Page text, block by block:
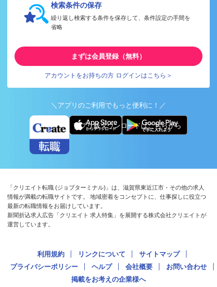
検索条件の保存
繰り返し検索する条件を保存して、条件設定の手間を
省略
まずは会員登録（無料）
アカウントをお持ちの方 ログインはこちら＞
＼アプリのご利用でもっと便利に！／
アプリ版ダウンロードはこちらから
「クリエイト転職 (ジョブターミナル)」は、滋賀県東近江市・その他の求人
情報が満載の転職サイトです。 地域密着をコンセプトに、仕事探しに役立つ
最新の転職情報をお届けしています。
新聞折込求人広告「クリエイト 求人特集」を展開する株式会社クリエイトが
運営しています。
利用規約 リンクについて
サイトマップ
プライバシーポリシー
ヘルプ 会社概要
お問い合わせ
掲載をお考えの企業様へ